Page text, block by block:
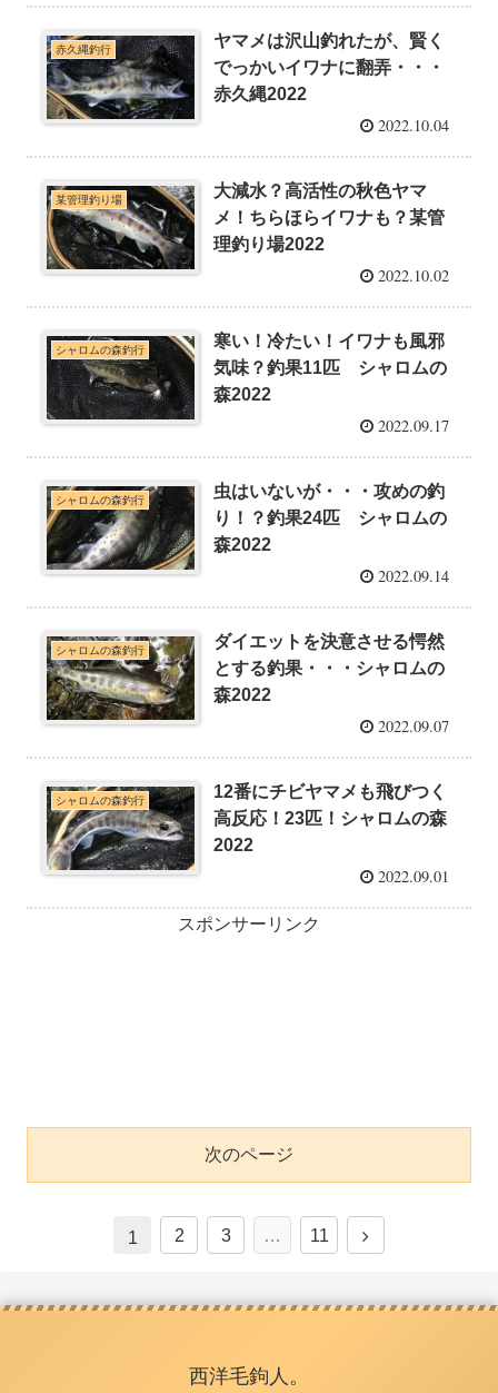
赤久縄釣行
ヤマメは沢山釣れたが、賢く
でっかいイワナに翻弄・・・
赤久縄2022
2022.10.04
某管理釣り場
大減水？高活性の秋色ヤマ
メ！ちらほらイワナも？某管
理釣り場2022
2022.10.02
シャロムの森釣行
寒い！冷たい！イワナも風邪
気味？釣果11匹 シャロムの
森2022
2022.09.17
シャロムの森釣行
虫はいないが・・・攻めの釣
り！？釣果24匹 シャロムの
森2022
2022.09.14
シャロムの森釣行
ダイエットを決意させる愕然
とする釣果・・・シャロムの
森2022
2022.09.07
シャロムの森釣行
12番にチビヤマメも飛びつく
高反応！23匹！シャロムの森
2022
2022.09.01
スポンサーリンク
次のページ
1 2 3 … 11
西洋毛鉤人。